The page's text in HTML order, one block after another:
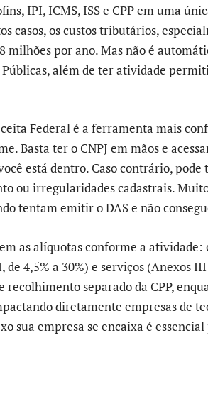
IPI, ICMS, ISS e CPP em uma
casos, os custos tributários,
milhões por ano. Mas não é
além de ter atividade
Federal é a ferramenta mais
Basta ter o CNPJ em mãos e
está dentro. Caso contrário, pode
ou irregularidades cadastrais.
tentam emitir o DAS e não
as alíquotas conforme a atividade:
4,5% a 30%) e serviços (Anexos
separado da CPP,
diretamente empresas de
sua empresa se encaixa é